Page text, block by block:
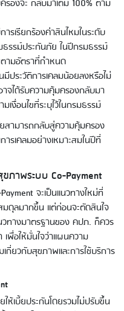
องจะ กลับมาเต็ม 100% ตาม
รเรียกร้องค่าสินไหมในระดับ
รรม์ประกันภัย ในปีกรมธรรม์
ตามอัตราที่กำหนด
ประวัติการเคลมน้อยลงหรือไม่
จได้รับความคุ้มครองกลับมา
เงื่อนไขที่ระบุไว้ในกรมธรรม์
สามารถกลับสู่ความคุ้มครอง
รเคลมอย่างเหมาะสมในปีที่
ภาพระบบ Co-Payment
จะเป็นแนวทางใหม่ที่
ดุลมากขึ้น แต่ก่อนจะตัดสินใจ
ทางมาตรฐานของ คปภ. ก็ควร
เพื่อให้มั่นใจว่าแผนความ
กี่ยวกับสุขภาพและการใช้บริการ
ห้เบี้ยประกันโดยรวมไม่ปรับขึ้น